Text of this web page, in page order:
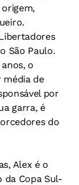
São Paulo.
o
média de
por
garra, é
do
Alex é o
da Copa Sul-